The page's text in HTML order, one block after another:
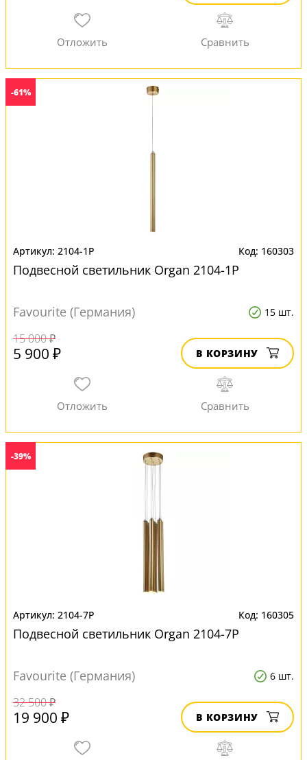
-61%
2104-1P 160303
Подвесной светильник Organ 2104-1P
Favourite (Германия) 15 шт.
15 000 ₽
5 900 ₽ В КОРЗИНУ
-39%
2104-7P 160305
Подвесной светильник Organ 2104-7P
Favourite (Германия) 6 шт.
32 500 ₽
19 900 ₽ В КОРЗИНУ